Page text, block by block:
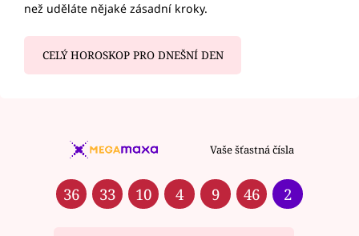
než uděláte nějaké zásadní kroky.
CELÝ HOROSKOP PRO DNEŠNÍ DEN
Vaše šťastná čísla
36 33 10 4 9 46 2